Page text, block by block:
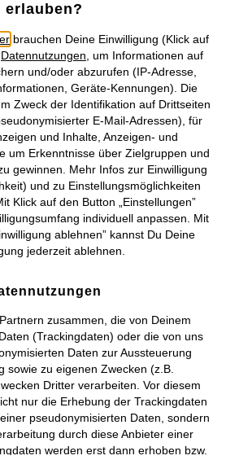
gesetzl. MwSt. und zzgl.Service- &
Versandkosten
widerrufen
Alle Rechte vorbehalten.
erlauben?
brauchen Deine Einwilligung (Klick auf
Datennutzungen , um Informationen auf
und/oder abzurufen (IP-Adresse,
Geräte-Kennungen). Die
Zweck der Identifikation auf Drittseiten
E-Mail-Adressen), für
und Inhalte, Anzeigen- und
um Erkenntnisse über Zielgruppen und
gewinnen. Mehr Infos zur Einwilligung
und zu Einstellungsmöglichkeiten
Klick auf den Button „Einstellungen”
individuell anpassen. Mit
ablehnen” kannst Du Deine
jederzeit ablehnen.
zusammen, die von Deinem
(Trackingdaten) oder die von uns
Daten zur Aussteuerung
sowie zu eigenen Zwecken (z.B.
Dritter verarbeiten. Vor diesem
nur die Erhebung der Trackingdaten
pseudonymisierten Daten, sondern
durch diese Anbieter einer
werden erst dann erhoben bzw.